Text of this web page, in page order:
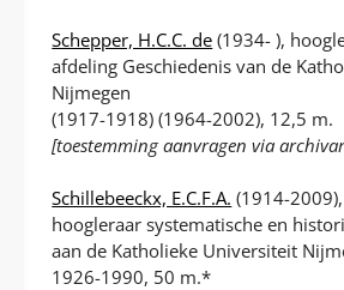
Schepper, H.C.C. de (1934- ),
afdeling Geschiedenis van de
Nijmegen
(1917-1918) (1964-2002), 12,5 m.
[toestemming aanvragen via
Schillebeeckx, E.C.F.A. (1914-
hoogleraar systematische en
aan de Katholieke Universiteit
1926-1990, 50 m.*